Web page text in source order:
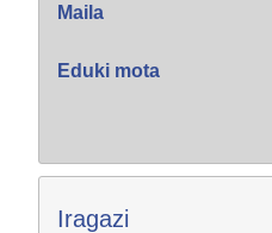
Maila
Eduki mota
Iragazi